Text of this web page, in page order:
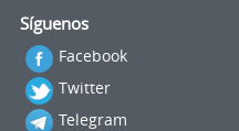
Síguenos
Facebook
Twitter
Telegram